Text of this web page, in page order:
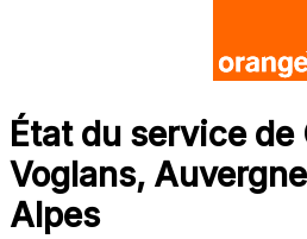
État du service de
Voglans,
Alpes